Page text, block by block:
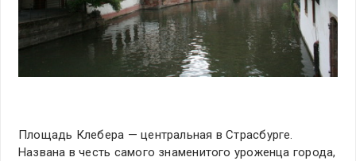
Площадь Клебера — центральная в Страсбурге.
Названа в честь самого знаменитого уроженца города,